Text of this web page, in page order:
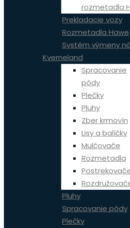
rozmetadla
Prekladacie vozy
Rozmetadla Hawe
Systém výmeny
Kverneland
Spracovanie
pôdy
Plečky
Pluhy
Zber krmovín
Lisy a balíčky
Mulčovače
Rozmetadla
Pluhy
Spracovanie pôdy
Plečky